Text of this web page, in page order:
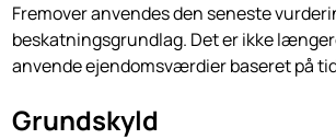
Fremover anvendes den seneste
beskatningsgrundlag. Det er ikke
anvende ejendomsværdier baseret på
Grundskyld